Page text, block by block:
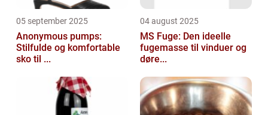
05 september 2025
Anonymous pumps:
Stilfulde og komfortable
sko til ...
04 august 2025
MS Fuge: Den ideelle
fugemasse til vinduer og
døre...